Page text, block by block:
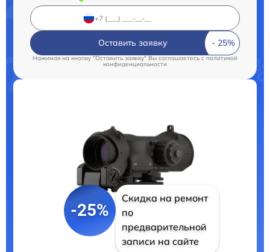
Оставить заявку
Нажимая на кнопку "Оставить заявку" Вы соглашаетесь c политикой
конфиденциальности
-25%
Скидка на ремонт
по
предварительной
записи на сайте